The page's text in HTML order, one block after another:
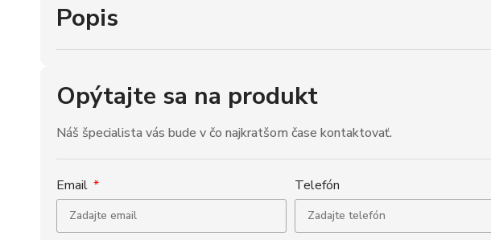
Popis
Opýtajte sa na produkt
Náš špecialista vás bude v čo najkratšom čase kontaktovať.
Email Telefón